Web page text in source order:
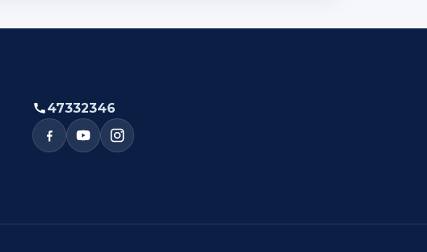
47332346